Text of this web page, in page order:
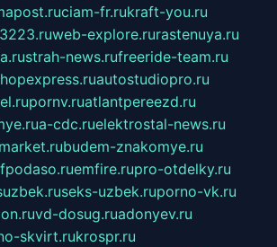
ciam-fr.rukraft-you.ru
web-explore.rurastenuya.ru
strah-news.rufreeride-team.ru
autostudiopro.ru
pornv.ruatlantpereezd.ru
a-cdc.ruelektrostal-news.ru
budem-znakomye.ru
fpodaso.ruemfire.rupro-otdelky.ru
seks-uzbek.ruporno-vk.ru
vd-dosug.ruadonyev.ru
skvirt.rukrospr.ru